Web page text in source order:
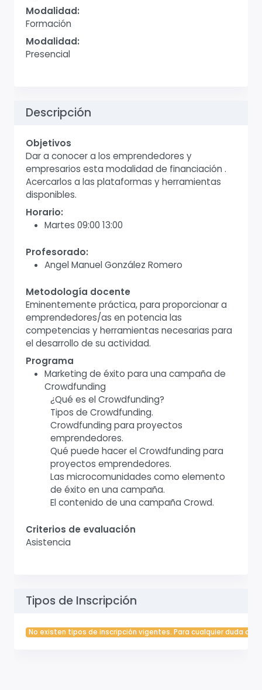
Modalidad:
Formación
Modalidad:
Presencial
Descripción
Objetivos
Dar a conocer a los emprendedores y
empresarios esta modalidad de financiación .
Acercarlos a las plataformas y herramientas
disponibles.
Horario:
Martes 09:00 13:00
Profesorado:
Angel Manuel González Romero
Metodología docente
Eminentemente práctica, para proporcionar a
emprendedores/as en potencia las
competencias y herramientas necesarias para
el desarrollo de su actividad.
Programa
Marketing de éxito para una campaña de
Crowdfunding
¿Qué es el Crowdfunding?
Tipos de Crowdfunding.
Crowdfunding para proyectos
emprendedores.
Qué puede hacer el Crowdfunding para
proyectos emprendedores.
Las microcomunidades como elemento
de éxito en una campaña.
El contenido de una campaña Crowd.
Criterios de evaluación
Asistencia
Tipos de Inscripción
No existen tipos de inscripción vigentes. Para cualquier duda